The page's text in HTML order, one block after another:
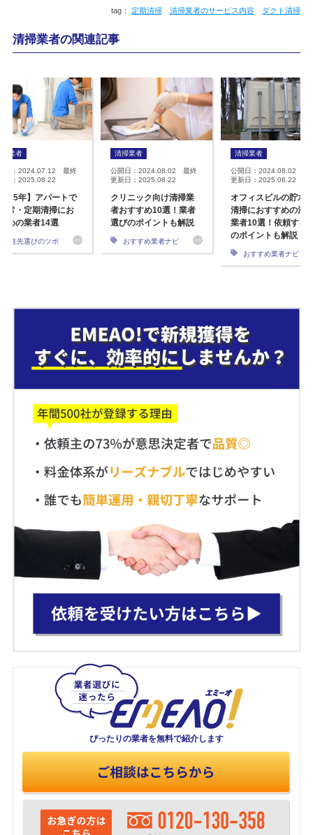
定期清掃 清掃業者のサービス内容 ダクト清掃
清掃業者の関連記事
掃業者
日：2024.07.12 最終
日：2025.08.22
年】アパートで
常・定期清掃にお
めの業者14選
発注先選びのツボ
清掃業者
公開日：2024.08.02 最終
更新日：2025.08.22
クリニック向け清掃業
者おすすめ10選！業者
選びのポイントも解説
おすすめ業者ナビ
清掃業者
公開日：2024.08.02 最
更新日：2025.08.22
オフィスビルの貯水
清掃におすすめの清
業者10選！依頼する
のポイントも解説
おすすめ業者ナビ
ぴったりの業者を無料で紹介します